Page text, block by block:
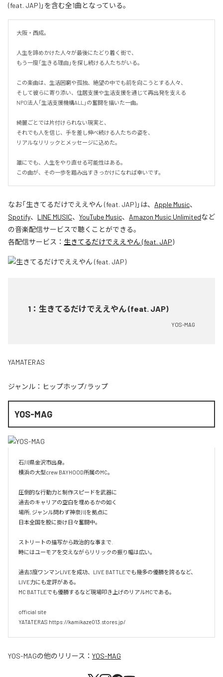
(feat. JAP)」を含む全1曲となっている。
大阪・西成。
人生を諦めかけた人々が最後にたどり着く街で、
もう一度「生きる理由」を探し続ける人たちがいる。
この楽曲は、生活困窮や孤独、絶望の中でも前を向こうとする人々、
そして彼らに寄り添い、住居支援や生活支援を通じて再出発を支える
NPO法人「生活支援機構ALL」の奮闘を描いた一曲。
綺麗ごとでは片付けられない現実と、
それでも人を信じ、手を差し伸べ続ける人たちの姿を、
リアルなリリックとメッセージに込めた。
誰にでも、人生をやり直せる可能性はある。
この曲が、その一歩を踏み出すきっかけになれば幸いです。
なお「生きてるだけでええやん (feat. JAP)」は、 Apple Music、
Spotify、 LINE MUSIC、 YouTube Music、 Amazon Music Unlimitedなど
の音楽配信サービスで聴くことができる。
各配信サービス： 生きてるだけでええやん (feat. JAP)
1 ： 生きてるだけでええやん (feat. JAP)
YOS-MAG
YAMATERAS
ジャンル： ヒップホップ/ラップ
YOS-MAG
石川県金沢市出身。
横浜の大型crew BAYHOOD所属のMC。
圧倒的な行動力と制作スピードを武器に
過去のキャリアの空白を埋めるかの如く
場所, ジャンル問わず神奈川を拠点に
日本全国を股に掛け日々奮闘中。
ストリートの描写から政治的な事まで.
時にはユーモアを交えながらリリックの振り幅は広い。
過去3度ワンマンLIVEを成功、LIVE BATTLEでも幾多の優勝を誇るなど、
LIVE力にも定評がある。
MC BATTLEでも優勝するなど現場叩き上げのリアルMCである。
official site
YATATERAS https://kamikaze013.stores.jp/
YOS-MAGの他のリリース： YOS-MAG